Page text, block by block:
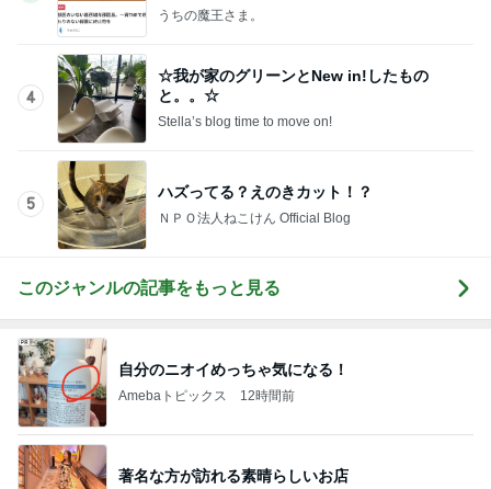
うちの魔王さま。
4
☆我が家のグリーンとNew in!したもの
と。。☆
Stella’s blog time to move on!
5
ハズってる？えのきカット！？
ＮＰＯ法人ねこけん Official Blog
このジャンルの記事をもっと見る
自分のニオイめっちゃ気になる！
Amebaトピックス 12時間前
著名な方が訪れる素晴らしいお店